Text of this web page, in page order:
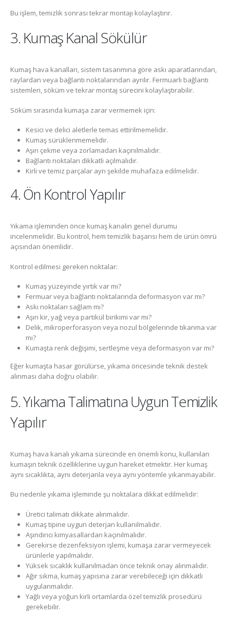
Bu işlem, temizlik sonrası tekrar montajı kolaylaştırır.
3. Kumaş Kanal Sökülür
Kumaş hava kanalları, sistem tasarımına göre askı aparatlarından,
raylardan veya bağlantı noktalarından ayrılır. Fermuarlı bağlantı
sistemleri, söküm ve tekrar montaj sürecini kolaylaştırabilir.
Söküm sırasında kumaşa zarar vermemek için:
Kesici ve delici aletlerle temas ettirilmemelidir.
Kumaş sürüklenmemelidir.
Aşırı çekme veya zorlamadan kaçınılmalıdır.
Bağlantı noktaları dikkatli açılmalıdır.
Kirli ve temiz parçalar ayrı şekilde muhafaza edilmelidir.
4. Ön Kontrol Yapılır
Yıkama işleminden önce kumaş kanalın genel durumu
incelenmelidir. Bu kontrol, hem temizlik başarısı hem de ürün ömrü
açısından önemlidir.
Kontrol edilmesi gereken noktalar:
Kumaş yüzeyinde yırtık var mı?
Fermuar veya bağlantı noktalarında deformasyon var mı?
Askı noktaları sağlam mı?
Aşırı kir, yağ veya partikül birikimi var mı?
Delik, mikroperforasyon veya nozul bölgelerinde tıkanma var
mı?
Kumaşta renk değişimi, sertleşme veya deformasyon var mı?
Eğer kumaşta hasar görülürse, yıkama öncesinde teknik destek
alınması daha doğru olabilir.
5. Yıkama Talimatına Uygun Temizlik
Yapılır
Kumaş hava kanalı yıkama sürecinde en önemli konu, kullanılan
kumaşın teknik özelliklerine uygun hareket etmektir. Her kumaş
aynı sıcaklıkta, aynı deterjanla veya aynı yöntemle yıkanmayabilir.
Bu nedenle yıkama işleminde şu noktalara dikkat edilmelidir:
Üretici talimatı dikkate alınmalıdır.
Kumaş tipine uygun deterjan kullanılmalıdır.
Aşındırıcı kimyasallardan kaçınılmalıdır.
Gerekirse dezenfeksiyon işlemi, kumaşa zarar vermeyecek
ürünlerle yapılmalıdır.
Yüksek sıcaklık kullanılmadan önce teknik onay alınmalıdır.
Ağır sıkma, kumaş yapısına zarar verebileceği için dikkatli
uygulanmalıdır.
Yağlı veya yoğun kirli ortamlarda özel temizlik prosedürü
gerekebilir.